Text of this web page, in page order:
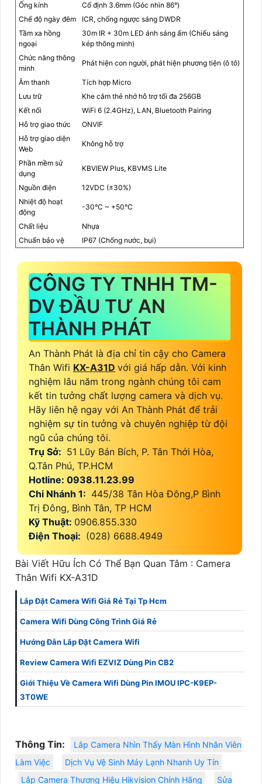
Ống kính
Cố định 3.6mm (Góc nhìn 86°)
Chế độ ngày đêm
ICR, chống ngược sáng DWDR
Tầm xa hồng
ngoại
30m IR + 30m LED ánh sáng ấm (Chiếu sáng
kép thông minh)
Chức năng thông
minh
Phát hiện con người, phát hiện phương tiện (ô tô)
Âm thanh
Tích hợp Micro
Lưu trữ
Khe cắm thẻ nhớ hỗ trợ tối đa 256GB
Kết nối
WiFi 6 (2.4GHz), LAN, Bluetooth Pairing
Hỗ trợ giao thức
ONVIF
Hỗ trợ giao diện
Web
Không hỗ trợ
Phần mềm sử
dụng
KBVIEW Plus, KBVMS Lite
Nguồn điện
12VDC (±30%)
Nhiệt độ hoạt
động
-30°C ~ +50°C
Chất liệu
Nhựa
Chuẩn bảo vệ
IP67 (Chống nước, bụi)
CÔNG TY TNHH TM-
DV ĐẦU TƯ AN
THÀNH PHÁT
An Thành Phát là địa chỉ tin cậy cho Camera
Thân Wifi KX-A31D với giá hấp dẫn. Với kinh
nghiệm lâu năm trong ngành chúng tôi cam
kết tin tưởng chất lượng camera và dịch vụ.
Hãy liên hệ ngay với An Thành Phát để trải
nghiệm sự tin tưởng và chuyên nghiệp từ đội
ngũ của chúng tôi.
Trụ Sở: 51 Lũy Bán Bích, P. Tân Thới Hòa,
Q.Tân Phú, TP.HCM
Hotline: 0938.11.23.99
Chi Nhánh 1: 445/38 Tân Hòa Đông,P Bình
Trị Đông, Bình Tân, TP HCM
Kỹ Thuật: 0906.855.330
Điện Thoại: (028) 6688.4949
Bài Viết Hữu Ích Có Thể Bạn Quan Tâm : Camera
Thân Wifi KX-A31D
Lắp Đặt Camera Wifi Giá Rẻ Tại Tp Hcm
Camera Wifi Dùng Công Trình Giá Rẻ
Hướng Đẫn Lắp Đặt Camera Wifi
Review Camera Wifi EZVIZ Dùng Pin CB2
Giới Thiệu Về Camera Wifi Dùng Pin IMOU IPC-K9EP-
3T0WE
Thông Tin:
Lắp Camera Nhìn Thấy Màn Hình Nhân Viên
Làm Việc
Dịch Vụ Vệ Sinh Máy Lạnh Nhanh Uy Tín
Lắp Camera Thương Hiệu Hikvision Chính Hãng
Sửa